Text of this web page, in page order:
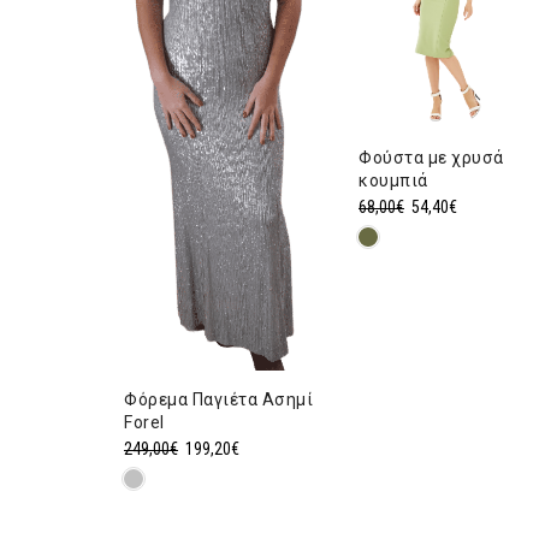
Φόρεμα Παγιέτα Ασημί
Forel
249,00€ Original
199,20€Η
Φούστα με χρυσά
κουμπιά
68,00€ Original
54,40€Η